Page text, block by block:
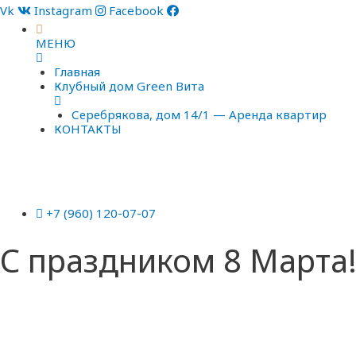
Vk Instagram Facebook
МЕНЮ
Главная
Клубный дом Green Вита
Серебрякова, дом 14/1 — Аренда квартир
КОНТАКТЫ
+7 (960) 120-07-07
С праздником 8 Марта!